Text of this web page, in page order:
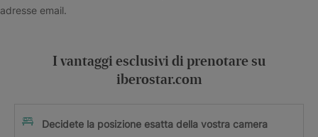
adresse email.
I vantaggi esclusivi di prenotare su
iberostar.com
Decidete la posizione esatta della vostra camera